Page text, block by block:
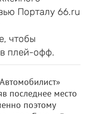
Порталу 66.ru
чтобы
в плей-офф.
последнее место
поэтому